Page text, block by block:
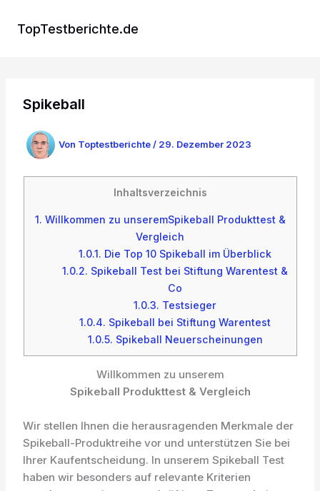
InhaltTopTestberichte.de
Spikeball
Von Toptestberichte / 29. Dezember 2023
Inhaltsverzeichnis
1. Willkommen zu unseremSpikeball Produkttest &
Vergleich
1.0.1. Die Top 10 Spikeball im Überblick
1.0.2. Spikeball Test bei Stiftung Warentest &
Co
1.0.3. Testsieger
1.0.4. Spikeball bei Stiftung Warentest
1.0.5. Spikeball Neuerscheinungen
Willkommen zu unserem
Spikeball Produkttest & Vergleich
Wir stellen Ihnen die herausragenden Merkmale der
Spikeball-Produktreihe vor und unterstützen Sie bei
Ihrer Kaufentscheidung. In unserem Spikeball Test
haben wir besonders auf relevante Kriterien